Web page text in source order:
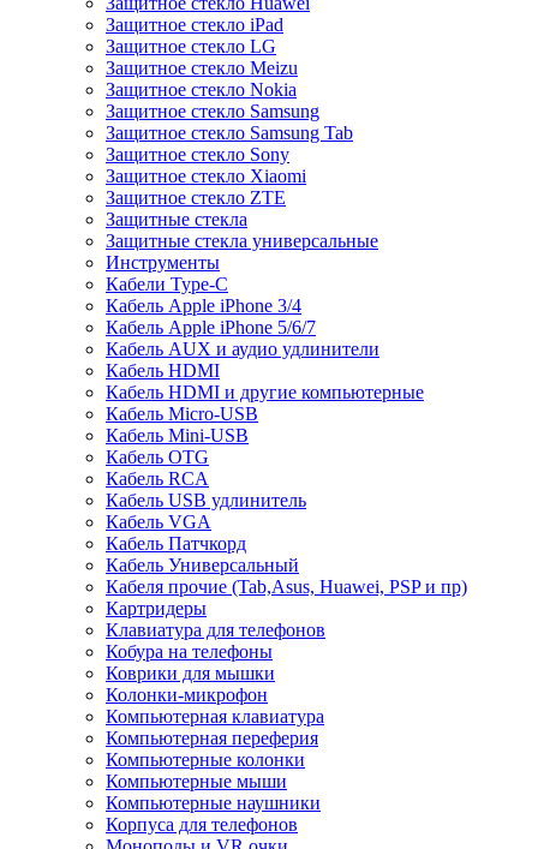
Защитное стекло iPad
Защитное стекло LG
Защитное стекло Meizu
Защитное стекло Nokia
Защитное стекло Samsung
Защитное стекло Samsung Tab
Защитное стекло Sony
Защитное стекло Xiaomi
Защитное стекло ZTE
Защитные стекла
Защитные стекла универсальные
Инструменты
Кабели Type-C
Кабель Apple iPhone 3/4
Кабель Apple iPhone 5/6/7
Кабель AUX и аудио удлинители
Кабель HDMI
Кабель HDMI и другие компьютерные
Кабель Micro-USB
Кабель Mini-USB
Кабель OTG
Кабель RCA
Кабель USB удлинитель
Кабель VGA
Кабель Патчкорд
Кабель Универсальный
Кабеля прочие (Tab,Asus, Huawei, PSP и пр)
Картридеры
Клавиатура для телефонов
Кобура на телефоны
Коврики для мышки
Колонки-микрофон
Компьютерная клавиатура
Компьютерная переферия
Компьютерные колонки
Компьютерные мыши
Компьютерные наушники
Корпуса для телефонов